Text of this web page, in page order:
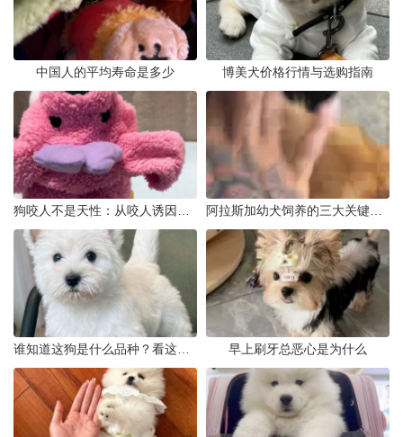
中国人的平均寿命是多少 博美犬价格行情与选购指南
早上刷牙总恶心是为什么